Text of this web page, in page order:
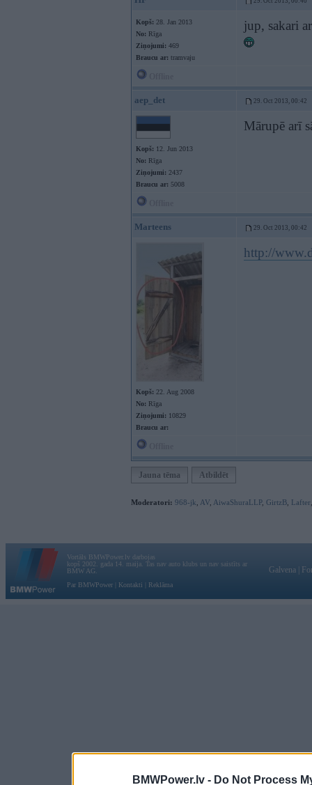
BMWPower.lv - Do Not Process
Kopš: 28. Jan 2013
No: Rīga
Ziņojumi: 469
Braucu ar: tramvaju
jup, sakari
aep_det 29. Oct 2013, 00:42
Kopš: 12. Jun 2013
No: Rīga
Ziņojumi: 2437
Braucu ar: 5008
Mārupē arī
Marteens 29. Oct 2013, 00:42
Kopš: 22. Aug 2008
No: Rīga
Ziņojumi: 10829
Braucu ar:
http://
Jauna tēma Atbildēt
Moderatori: 968-jk AV AiwaShuraLLP, GirtzB Lafter
Vortāls BMWPower.lv darbojas
kopš 2002. gada 14. maija. Tas nav auto klubs un nav saistīts ar
BMW AG.
Par BMWPower
Kontakti Reklāma
Galvena